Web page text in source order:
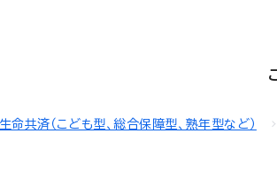
生命共済（こども型、総合保障型、熟年型など）